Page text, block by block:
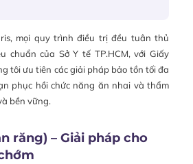
mọi quy trình điều trị đều tuân thủ
chuẩn của Sở Y tế TP.HCM, với Giấy
tôi ưu tiên các giải pháp bảo tồn tối đa
phục hồi chức năng ăn nhai và thẩm
bền vững.
răng) – Giải pháp cho